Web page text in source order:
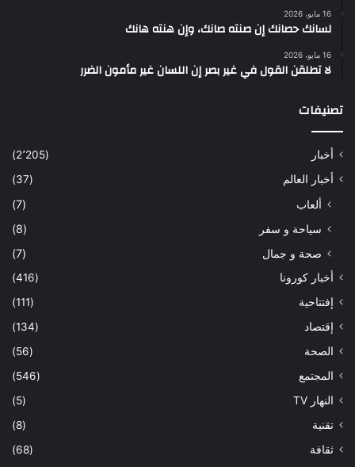
16 مايو، 2026
لسانك حصانك إن صنته صانك، وإن هنته هانك
16 مايو، 2026
لا تطلقن القول في غير بصر إن اللسان غير مأمون الضرر
تصنيفات
أخبار
(2٬205)
أخبار العالم
(37)
ألعاب
(7)
سياحة و سفر
(8)
صحة و جمال
(7)
أخبار كورونا
(416)
إفتتاحية
(111)
إقتصاد
(134)
الصحة
(56)
المجتمع
(546)
النهار TV
(5)
تقنية
(8)
ثقافة
(68)